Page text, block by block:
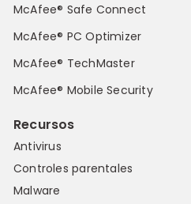
McAfee® Safe Connect
McAfee® PC Optimizer
McAfee® TechMaster
McAfee® Mobile Security
Recursos
Antivirus
Controles parentales
Malware